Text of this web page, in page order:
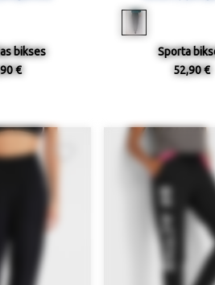
bikses
€
Sporta
52,90 €